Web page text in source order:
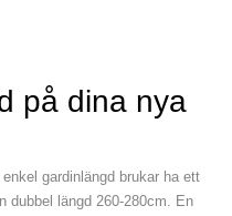
på dina nya
gardinlängd brukar ha ett
dubbel längd 260-280cm. En